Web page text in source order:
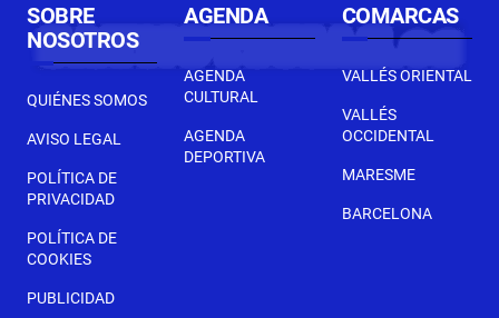
SOBRE
NOSOTROS
QUIÉNES SOMOS
AVISO LEGAL
POLÍTICA DE
PRIVACIDAD
POLÍTICA DE
COOKIES
PUBLICIDAD
AGENDA
AGENDA
CULTURAL
AGENDA
DEPORTIVA
COMARCAS
VALLÉS ORIENTAL
VALLÉS
OCCIDENTAL
MARESME
BARCELONA